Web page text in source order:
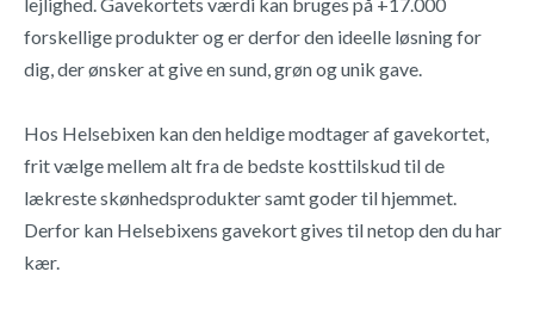
forskellige produkter og er derfor den ideelle løsning for
dig, der ønsker at give en sund, grøn og unik gave.
Hos Helsebixen kan den heldige modtager af gavekortet,
frit vælge mellem alt fra de bedste kosttilskud til de
lækreste skønhedsprodukter samt goder til hjemmet.
Derfor kan Helsebixens gavekort gives til netop den du har
kær.